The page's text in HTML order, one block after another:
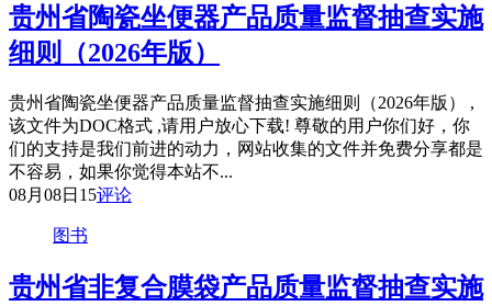
贵州省陶瓷坐便器产品质量监督抽查实施
细则（2026年版）
贵州省陶瓷坐便器产品质量监督抽查实施细则（2026年版） ,
该文件为DOC格式 ,请用户放心下载! 尊敬的用户你们好，你
们的支持是我们前进的动力，网站收集的文件并免费分享都是
不容易，如果你觉得本站不...
08月08日 15评论
图书
贵州省非复合膜袋产品质量监督抽查实施